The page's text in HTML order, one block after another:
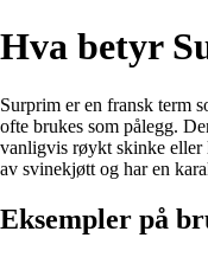
Hva betyr
Surprim er en fransk term
ofte brukes som pålegg.
vanligvis røykt skinke
av svinekjøtt og har en
Eksempler på